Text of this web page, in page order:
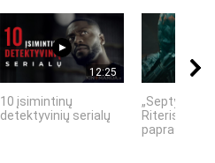
12:25
10 įsimintinų
detektyvinių serialų
„Septynių
Riteris" – kai